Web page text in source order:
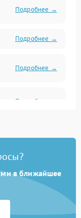
Подробнее →
Подробнее →
Подробнее →
Подробнее →
в ближайшее